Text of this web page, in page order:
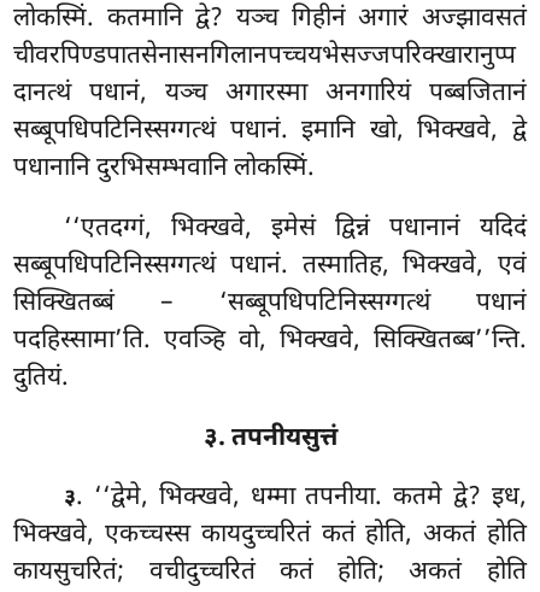
लोकस्मिं. कतमानि द्वे? यञ्च गिहीनं अगारं अज्झावसतं
चीवरपिण्डपातसेनासनगिलानपच्चयभेसज्जपरिक्खारानुप्प
दानत्थं पधानं, यञ्च अगारस्मा अनगारियं पब्बजितानं
सब्बूपधिपटिनिस्सग्गत्थं पधानं. इमानि खो, भिक्खवे, द्वे
पधानानि दुरभिसम्भवानि लोकस्मिं.
‘‘एतदग्गं, भिक्खवे, इमेसं द्विन्नं पधानानं यदिदं
सब्बूपधिपटिनिस्सग्गत्थं पधानं. तस्मातिह, भिक्खवे, एवं
सिक्खितब्बं – ‘सब्बूपधिपटिनिस्सग्गत्थं पधानं
पदहिस्सामा’ति. एवञ्हि वो, भिक्खवे, सिक्खितब्ब’’न्ति.
दुतियं.
३. तपनीयसुत्तं
३. ‘‘द्वेमे, भिक्खवे, धम्मा तपनीया. कतमे द्वे? इध,
भिक्खवे, एकच्चस्स कायदुच्चरितं कतं होति, अकतं होति
कायसुचरितं; वचीदुच्चरितं कतं होति; अकतं होति